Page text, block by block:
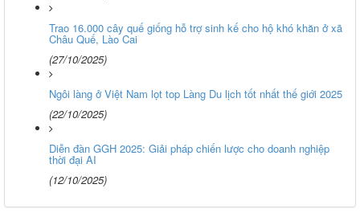
Trao 16.000 cây quế giống hỗ trợ sinh kế cho hộ khó khăn ở xã
Châu Quế, Lào Cai
(27/10/2025)
Ngôi làng ở Việt Nam lọt top Làng Du lịch tốt nhất thế giới 2025
(22/10/2025)
Diễn đàn GGH 2025: Giải pháp chiến lược cho doanh nghiệp
thời đại AI
(12/10/2025)